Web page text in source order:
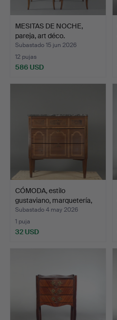
MESITAS DE NOCHE,
pareja, art déco.
Subastado 15 jun 2026
12 pujas
586 USD
CÓMODA, estilo
gustaviano, marquetería,
co…
Subastado 4 may 2026
1 puja
32 USD